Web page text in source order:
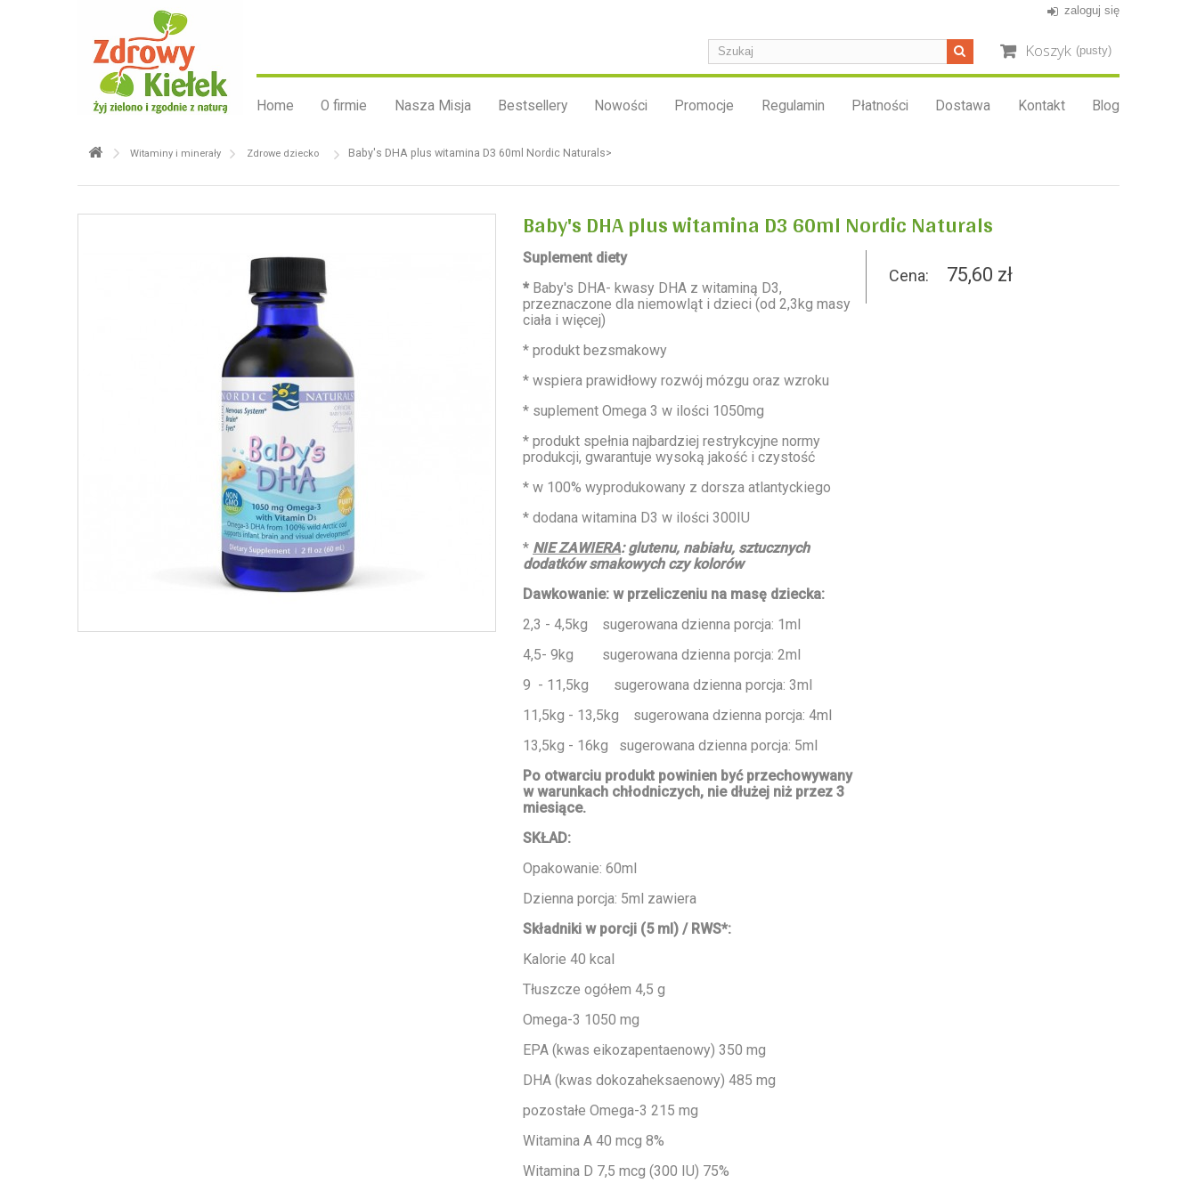
zaloguj się
Koszyk (pusty)
Home O firmie Nasza Misja Bestsellery Nowości Promocje Regulamin Płatności Dostawa Kontakt Blog
Witaminy i minerały Zdrowe dziecko Baby's DHA plus witamina D3 60ml Nordic Naturals>
Baby's DHA plus witamina D3 60ml Nordic Naturals
Suplement diety
* Baby's DHA- kwasy DHA z witaminą D3,
przeznaczone dla niemowląt i dzieci (od 2,3kg masy
ciała i więcej)
* produkt bezsmakowy
* wspiera prawidłowy rozwój mózgu oraz wzroku
* suplement Omega 3 w ilości 1050mg
* produkt spełnia najbardziej restrykcyjne normy
produkcji, gwarantuje wysoką jakość i czystość
* w 100% wyprodukowany z dorsza atlantyckiego
* dodana witamina D3 w ilości 300IU
* NIE ZAWIERA:glutenu, nabiału, sztucznych
dodatków smakowych czy kolorów
Dawkowanie: w przeliczeniu na masę dziecka:
2,3 - 4,5kg sugerowana dzienna porcja: 1ml
4,5- 9kg sugerowana dzienna porcja: 2ml
9 - 11,5kg sugerowana dzienna porcja: 3ml
11,5kg - 13,5kg sugerowana dzienna porcja: 4ml
13,5kg - 16kg sugerowana dzienna porcja: 5ml
Po otwarciu produkt powinien być przechowywany
w warunkach chłodniczych, nie dłużej niż przez 3
miesiące.
SKŁAD:
Opakowanie: 60ml
Dzienna porcja: 5ml zawiera
Składniki w porcji (5 ml) / RWS*:
Kalorie 40 kcal
Tłuszcze ogółem 4,5 g
Omega-3 1050 mg
EPA (kwas eikozapentaenowy) 350 mg
DHA (kwas dokozaheksaenowy) 485 mg
pozostałe Omega-3 215 mg
Witamina A 40 mcg 8%
Witamina D 7,5 mcg (300 IU) 75%
Cena: 75,60 zł